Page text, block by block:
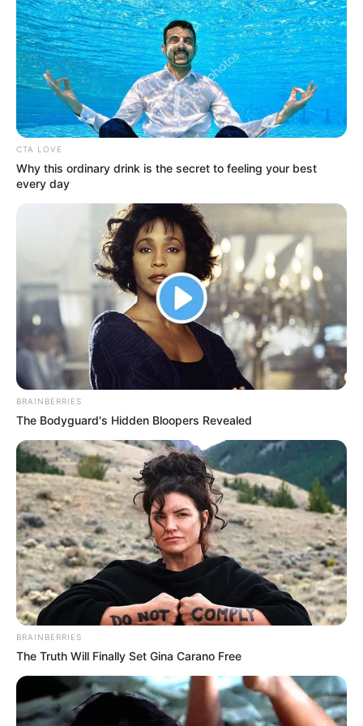
Comunicado 4 de julio de 2019 de
Rappi.
COMPARTIR
ALERTA BOGOTÁ EN GOOGLE NEWS
TEMAS RELACIONADOS
RAPPI BOGOTÁ
MANTÉNGASE EN ALERTA
Tenemos todas las noticias que le
interesan. Para estar bien informado, por
favor, active las notificaciones de Alerta.
ACTIVAR AHORA
TEMAS DESTACADOS
CTA LOVE
Why this ordinary drink is the secret to feeling your best
every day
BRAINBERRIES
The Bodyguard's Hidden Bloopers Revealed
BRAINBERRIES
The Truth Will Finally Set Gina Carano Free